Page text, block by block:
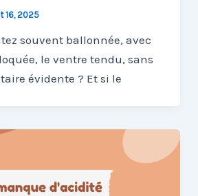
16, 2025
souvent ballonnée, avec
le ventre tendu, sans
évidente ? Et si le